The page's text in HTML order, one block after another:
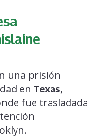
una prisión
en Texas,
fue trasladada